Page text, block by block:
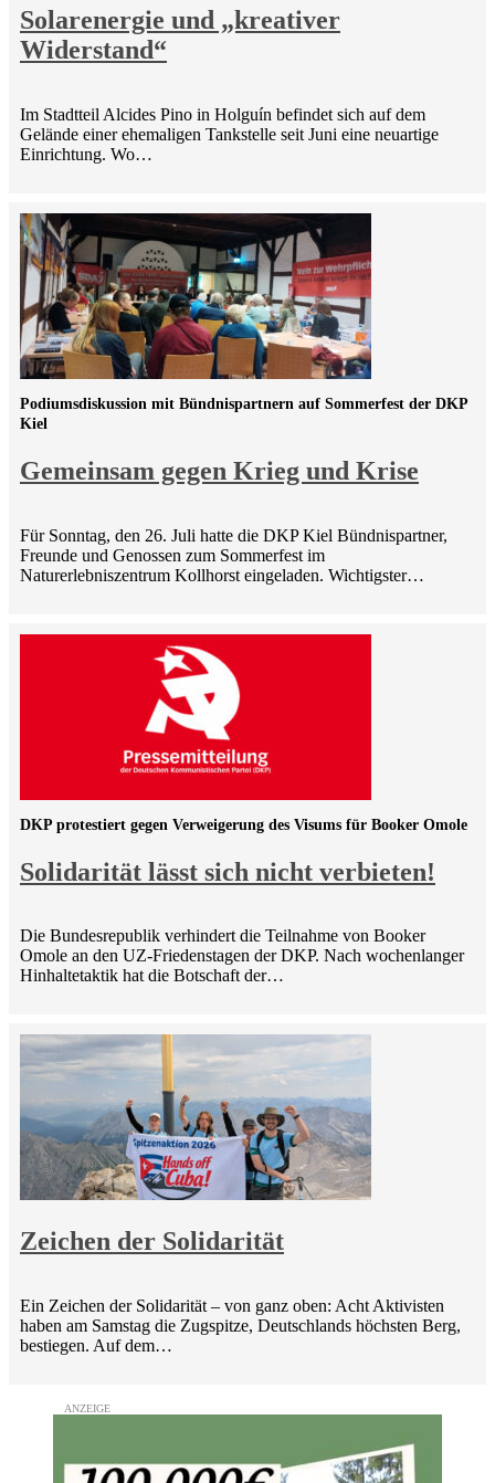
Solarenergie und „kreativer
Widerstand“
Im Stadtteil Alcides Pino in Holguín befindet sich auf dem
Gelände einer ehemaligen Tankstelle seit Juni eine neuartige
Einrichtung. Wo…
Gemeinsam gegen Krieg und Krise
Podiumsdiskussion mit Bündnispartnern auf Sommerfest der DKP
Kiel
Für Sonntag, den 26. Juli hatte die DKP Kiel Bündnispartner,
Freunde und Genossen zum Sommerfest im
Naturerlebniszentrum Kollhorst eingeladen. Wichtigster…
Solidarität lässt sich nicht verbieten!
DKP protestiert gegen Verweigerung des Visums für Booker Omole
Die Bundesrepublik verhindert die Teilnahme von Booker
Omole an den UZ-Friedenstagen der DKP. Nach wochenlanger
Hinhaltetaktik hat die Botschaft der…
Zeichen der Solidarität
Ein Zeichen der Solidarität – von ganz oben: Acht Aktivisten
haben am Samstag die Zugspitze, Deutschlands höchsten Berg,
bestiegen. Auf dem…